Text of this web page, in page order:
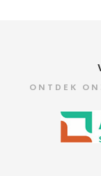
ONTDEK